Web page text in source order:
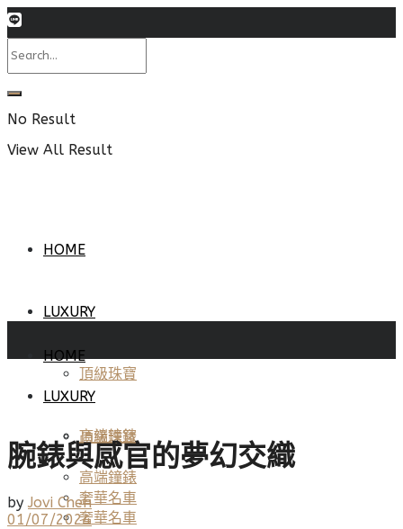
No Result
View All Result
HOME
LUXURY
頂級珠寶
高端鐘錶
奢華名車
HOME
LUXURY
頂級珠寶
高端鐘錶
奢華名車
腕錶與感官的夢幻交織
by Jovi Chen
01/07/2024